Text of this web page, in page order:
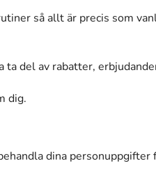
så allt är precis som
del av rabatter,
dig.
dina personuppgifter